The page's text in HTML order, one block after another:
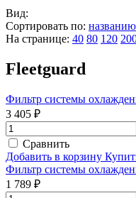
Вид:
Сортировать по: названию
На странице: 40 80 120
Fleetguard
Фильтр системы
3 405 ₽
Сравнить
Добавить в корзину
Фильтр системы
1 789 ₽